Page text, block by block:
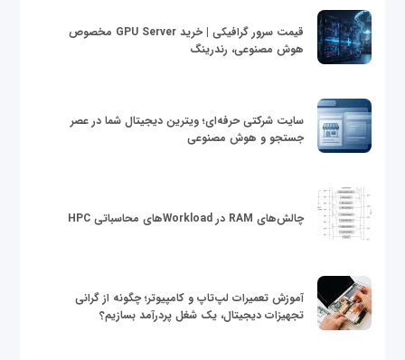
قیمت سرور گرافیکی | خرید GPU Server مخصوص
هوش مصنوعی، رندرینگ
سایت شرکتی حرفه‌ای؛ ویترین دیجیتال شما در عصر
جستجو و هوش مصنوعی
چالش‌های RAM در Workloadهای محاسباتی HPC
آموزش تعمیرات لپ‌تاپ و کامپیوتر؛ چگونه از گرانی
تجهیزات دیجیتال، یک شغل پردرآمد بسازیم؟